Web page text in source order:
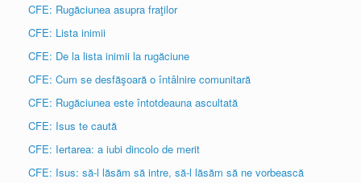
CFE: Rugăciunea asupra fraţilor
CFE: Lista inimii
CFE: De la lista inimii la rugăciune
CFE: Cum se desfăşoară o întâlnire comunitară
CFE: Rugăciunea este întotdeauna ascultată
CFE: Isus te caută
CFE: Iertarea: a iubi dincolo de merit
CFE: Isus: să-l lăsăm să intre, să-l lăsăm să ne vorbească